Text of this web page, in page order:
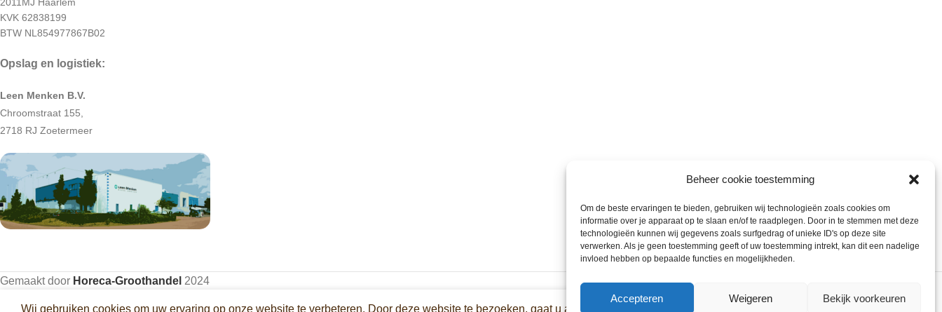
Beheer cookie toestemming
Om de beste ervaringen te bieden, gebruiken wij technologieën zoals cookies om
informatie over je apparaat op te slaan en/of te raadplegen. Door in te stemmen met deze
technologieën kunnen wij gegevens zoals surfgedrag of unieke ID's op deze site
verwerken. Als je geen toestemming geeft of uw toestemming intrekt, kan dit een nadelige
invloed hebben op bepaalde functies en mogelijkheden.
Accepteren Weigeren Bekijk voorkeuren
KVK 62838199
BTW NL854977867B02
Opslag en logistiek:
Leen Menken B.V.
Chroomstraat 155,
2718 RJ Zoetermeer
Gemaakt door Horeca-Groothandel 2024
Wij gebruiken cookies om uw ervaring op onze website te verbeteren. Door deze website te bezoeken, gaat u akkoord met ons gebruik van cookies.